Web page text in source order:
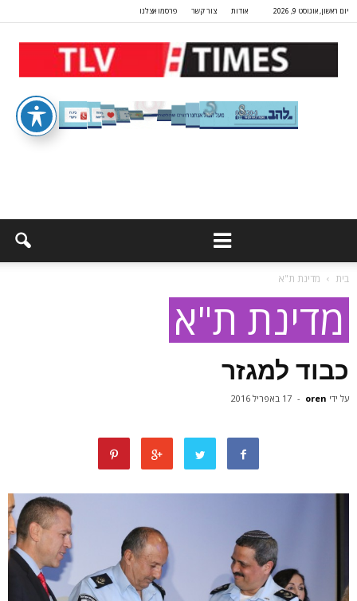
יום ראשון, אוגוסט 9, 2026 אודות צור קשר פרסמו אצלנו
בית מדינת ת"א
מדינת ת"א
כבוד למגזר
על ידי oren
- 17 באפריל 2016